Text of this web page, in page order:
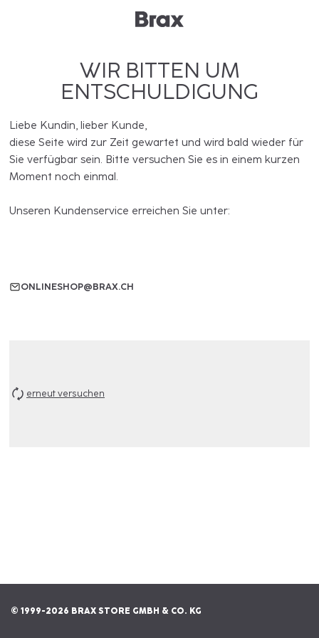
WIR BITTEN UM
ENTSCHULDIGUNG
Liebe Kundin, lieber Kunde,
diese Seite wird zur Zeit gewartet und wird bald wieder für
Sie verfügbar sein. Bitte versuchen Sie es in einem kurzen
Moment noch einmal.
Unseren Kundenservice erreichen Sie unter:
ONLINESHOP@BRAX.CH
erneut versuchen
© 1999-2026 BRAX STORE GMBH & CO. KG